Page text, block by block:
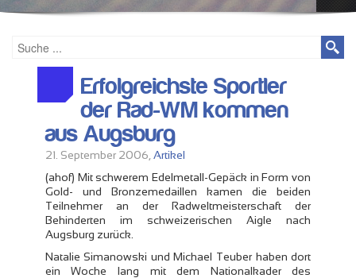
Erfolgreichste Sportler
der Rad-WM kommen
aus Augsburg
21. September 2006, Artikel
(ahof) Mit schwerem Edelmetall-Gepäck in Form von
Gold- und Bronzemedaillen kamen die beiden
Teilnehmer an der Radweltmeisterschaft der
Behinderten im schweizerischen Aigle nach
Augsburg zurück.
Natalie Simanowski und Michael Teuber haben dort
ein Woche lang mit dem Nationalkader des